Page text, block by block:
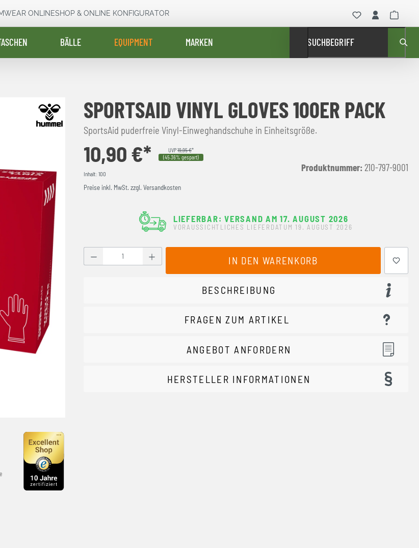
ONLINESHOP & ONLINE KONFIGURATOR
BÄLLE EQUIPMENT MARKEN SUCHBEGRIFF
SPORTSAID VINYL GLOVES 100ER PACK
SportsAid puderfreie Vinyl-Einweghandschuhe in Einheitsgröße.
10,90 €* UVP19,95 €*
(45.36% gespart)
Inhalt: 100
Preise inkl. MwSt. zzgl. Versandkosten
Produktnummer: 210-797-9001
LIEFERBAR: VERSAND AM 17. AUGUST 2026
VORAUSSICHTLICHES LIEFERDATUM 19. AUGUST 2026
Produkt Anzahl: Gib den gewünschten Wert ein oder benutze die Schaltflächen
IN DEN WARENKORB
BESCHREIBUNG
FRAGEN ZUM ARTIKEL
ANGEBOT ANFORDERN
HERSTELLER INFORMATIONEN